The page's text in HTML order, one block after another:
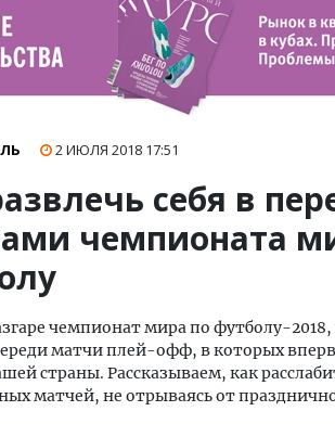
2 ИЮЛЯ 2018 17:51
себя в
чемпионата
чемпионат мира по футболу-
матчи плей-офф, в которых
страны. Рассказываем, как
матчей, не отрываясь от